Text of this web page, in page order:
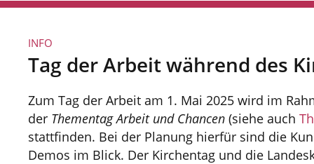
INFO
Tag der Arbeit während des
Zum Tag der Arbeit am 1. Mai 2025 wird im
der Thementag Arbeit und Chancen (siehe auch
stattfinden. Bei der Planung hierfür sind die
Demos im Blick. Der Kirchentag und die